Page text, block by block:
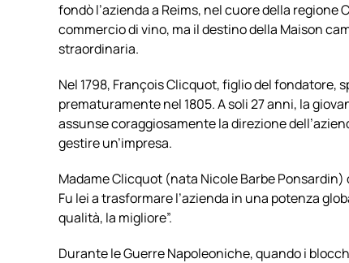
fondò l’azienda a Reims, nel cuore della regione
commercio di vino, ma il destino della Maison
straordinaria.
Nel 1798, François Clicquot, figlio del fondatore,
prematuramente nel 1805. A soli 27 anni, la
assunse coraggiosamente la direzione
gestire un’impresa.
Madame Clicquot (nata Nicole Barbe
Fu lei a trasformare l’azienda in una potenza
qualità, la migliore”.
Durante le Guerre Napoleoniche, quando i